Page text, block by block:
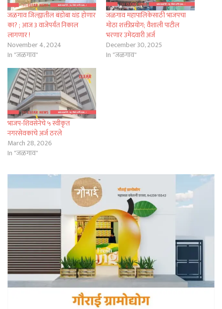
जळगाव जिल्ह्यातील बंडोबा थंड होणार
का? ; आज 3 वाजेपर्यंत निकाल
लागणार !
November 4, 2024
In "जळगाव"
जळगाव महापालिकेसाठी भाजपचा
मोठा शक्तीप्रयोग; वैशाली पाटील
भरणार उमेदवारी अर्ज
December 30, 2025
In "जळगाव"
भाजप-शिवसेनेचे ५ स्वीकृत
नगरसेवकांचे अर्ज ठरले
March 28, 2026
In "जळगाव"